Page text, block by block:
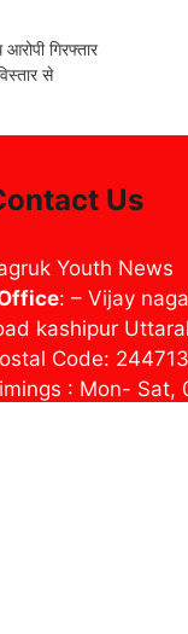
गिरफ्तार
से
Us
Youth News
: – Vijay
kashipur
Code: 244713
: Mon-